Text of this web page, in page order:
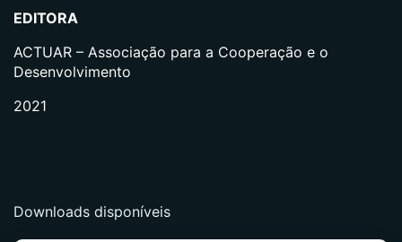
EDITORA
ACTUAR – Associação para a Cooperação e o
Desenvolvimento
2021
Downloads disponíveis